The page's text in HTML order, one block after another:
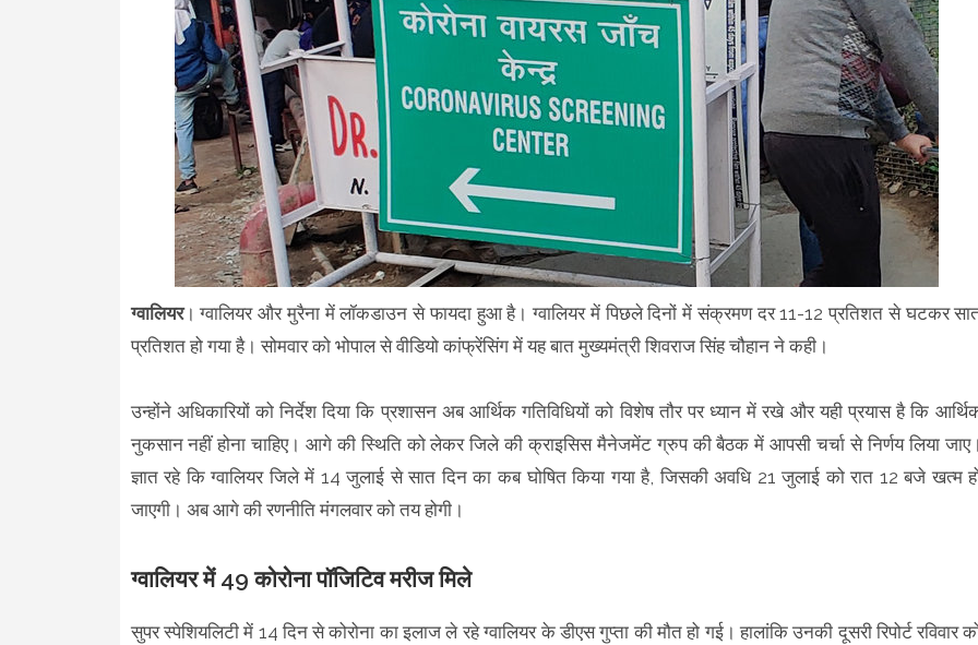
ग्वालियर। ग्वालियर और मुरैना में लॉकडाउन से फायदा हुआ है। ग्वालियर में पिछले दिनों में संक्रमण दर 11-12 प्रतिशत से घटकर
प्रतिशत हो गया है। सोमवार को भोपाल से वीडियो कांफ्रेंसिंग में यह बात मुख्यमंत्री शिवराज सिंह चौहान ने कही।
उन्होंने अधिकारियों को निर्देश दिया कि प्रशासन अब आर्थिक गतिविधियों को विशेष तौर पर ध्यान में रखे और यही प्रयास है कि
नुकसान नहीं होना चाहिए। आगे की स्थिति को लेकर जिले की क्राइसिस मैनेजमेंट ग्रुप की बैठक में आपसी चर्चा से निर्णय लिया
ज्ञात रहे कि ग्वालियर जिले में 14 जुलाई से सात दिन का कब घोषित किया गया है, जिसकी अवधि 21 जुलाई को रात 12 बजे खत्म
जाएगी। अब आगे की रणनीति मंगलवार को तय होगी।
ग्वालियर में 49 कोरोना पॉजिटिव मरीज मिले
सुपर स्पेशियलिटी में 14 दिन से कोरोना का इलाज ले रहे ग्वालियर के डीएस गुप्ता की मौत हो गई। हालांकि उनकी दूसरी रिपोर्ट रविवार